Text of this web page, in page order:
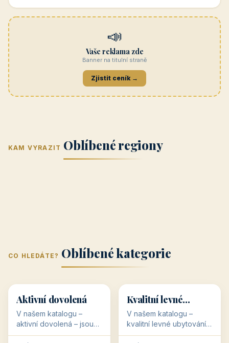
📣
Vaše reklama zde
Banner na titulní straně
Zjistit ceník →
KAM VYRAZIT Oblíbené regiony
(Jihomoravský
kraj)
kraj)
Zlínský kraj Žilinský
Karlovarský
Střední Čechy
(Středočeský
CO HLEDÁTE? Oblíbené kategorie
🥾 36 objektů
Aktivní dovolená
V našem katalogu –
aktivní dovolená – jsou
pro Vás připraveny
💰
💰
34 objektů
Kvalitní levné
ubytování
V našem katalogu –
kvalitní levné ubytování –
jsou pro Vás připraveny